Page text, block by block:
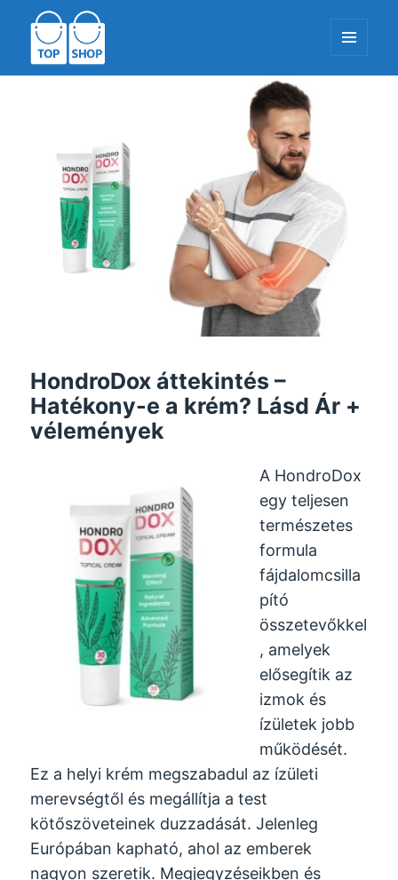
ÉS
HondroDox áttekintés –
Hatékony-e a krém? Lásd Ár +
vélemények
A HondroDox
egy teljesen
természetes
formula
fájdalomcsilla
pító
összetevőkkel
, amelyek
elősegítik az
izmok és
ízületek jobb
működését.
Ez a helyi krém megszabadul az ízületi
merevségtől és megállítja a test
kötőszöveteinek duzzadását. Jelenleg
Európában kapható, ahol az emberek
nagyon szeretik. Megjegyzéseikben és